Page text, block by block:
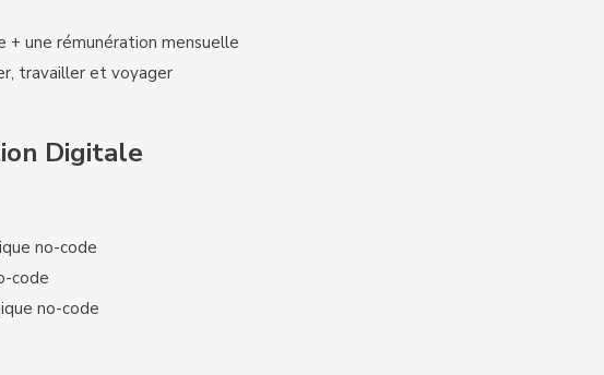
+ une rémunération mensuelle
travailler et voyager
Digitale
no-code
code
no-code